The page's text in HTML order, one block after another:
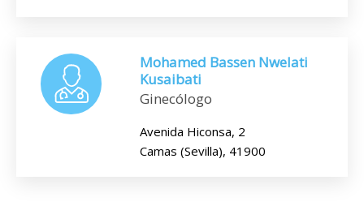
Mohamed Bassen Nwelati
Kusaibati
Ginecólogo
Avenida Hiconsa, 2
Camas (Sevilla), 41900